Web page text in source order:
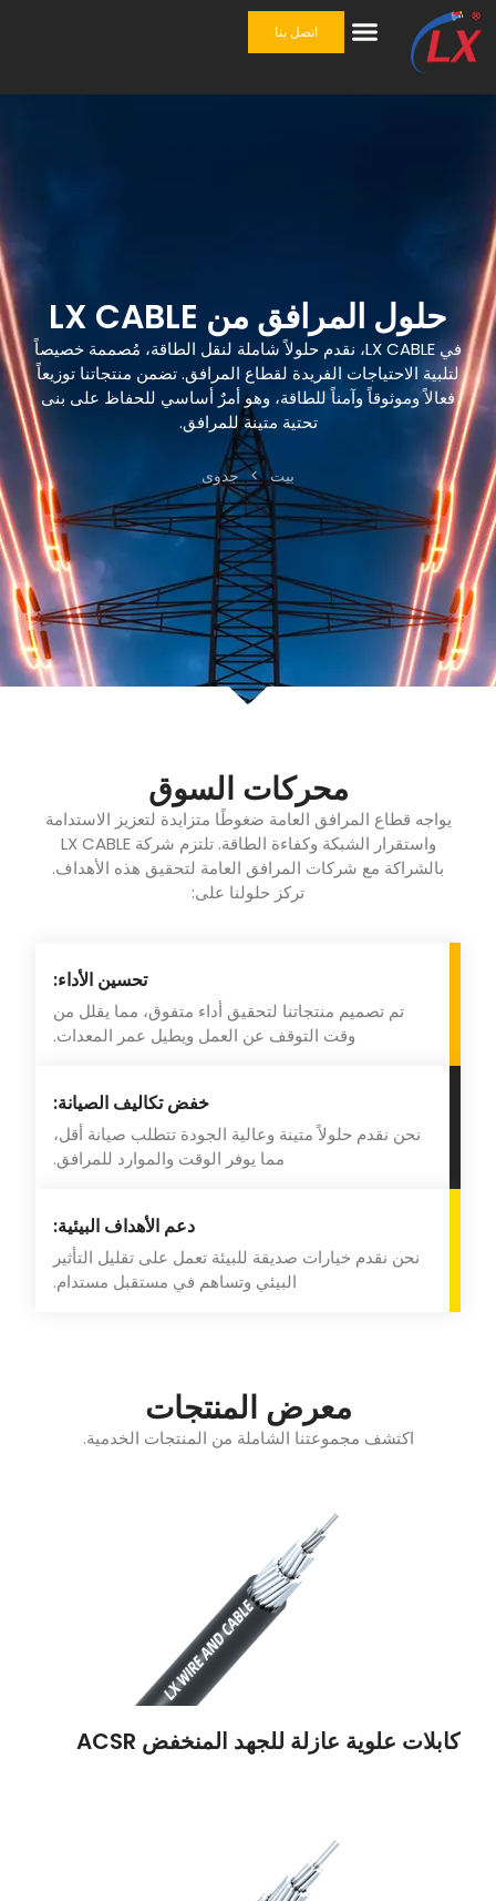
اتصل بنا
حلول المرافق من LX CABLE
في LX CABLE، نقدم حلولاً شاملة لنقل الطاقة، مُصممة خصيصاً
لتلبية الاحتياجات الفريدة لقطاع المرافق. تضمن منتجاتنا توزيعاً
فعالاً وموثوقاً وآمناً للطاقة، وهو أمرٌ أساسي للحفاظ على بنى
تحتية متينة للمرافق.
بيت > جدوى
محركات السوق
يواجه قطاع المرافق العامة ضغوطًا متزايدة لتعزيز الاستدامة
واستقرار الشبكة وكفاءة الطاقة. تلتزم شركة LX CABLE
بالشراكة مع شركات المرافق العامة لتحقيق هذه الأهداف.
تركز حلولنا على:
تحسين الأداء:
تم تصميم منتجاتنا لتحقيق أداء متفوق، مما يقلل من
وقت التوقف عن العمل ويطيل عمر المعدات.
خفض تكاليف الصيانة:
نحن نقدم حلولاً متينة وعالية الجودة تتطلب صيانة أقل،
مما يوفر الوقت والموارد للمرافق.
دعم الأهداف البيئية:
نحن نقدم خيارات صديقة للبيئة تعمل على تقليل التأثير
البيئي وتساهم في مستقبل مستدام.
معرض المنتجات
اكتشف مجموعتنا الشاملة من المنتجات الخدمية.
كابلات علوية عازلة للجهد المنخفض ACSR